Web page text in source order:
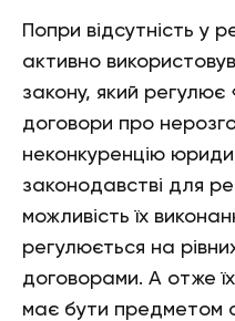
Попри відсутність у
активно
закону, який регулює
договори про
неконкуренцію
законодавстві для
можливість їх
регулюється на
договорами. А отже
має бути предметом